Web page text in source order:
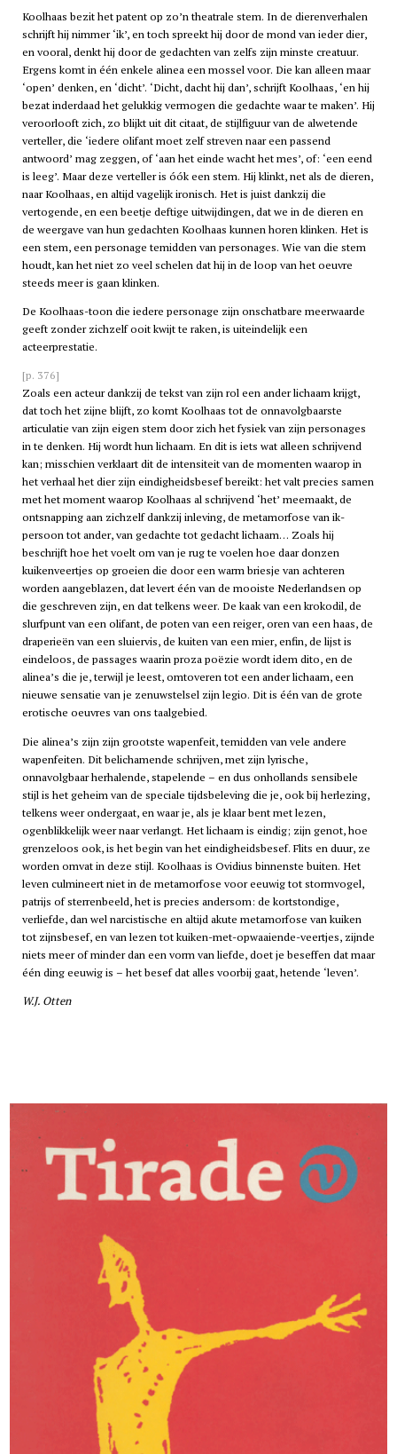
Koolhaas bezit het patent op zo’n theatrale stem. In de dierenverhalen
schrijft hij nimmer ‘ik’, en toch spreekt hij door de mond van ieder dier,
en vooral, denkt hij door de gedachten van zelfs zijn minste creatuur.
Ergens komt in één enkele alinea een mossel voor. Die kan alleen maar
‘open’ denken, en ‘dicht’. ‘Dicht, dacht hij dan’, schrijft Koolhaas, ‘en hij
bezat inderdaad het gelukkig vermogen die gedachte waar te maken’. Hij
veroorlooft zich, zo blijkt uit dit citaat, de stijlfiguur van de alwetende
verteller, die ‘iedere olifant moet zelf streven naar een passend
antwoord’ mag zeggen, of ‘aan het einde wacht het mes’, of: ‘een eend
is leeg’. Maar deze verteller is óók een stem. Hij klinkt, net als de dieren,
naar Koolhaas, en altijd vagelijk ironisch. Het is juist dankzij die
vertogende, en een beetje deftige uitwijdingen, dat we in de dieren en
de weergave van hun gedachten Koolhaas kunnen horen klinken. Het is
een stem, een personage temidden van personages. Wie van die stem
houdt, kan het niet zo veel schelen dat hij in de loop van het oeuvre
steeds meer is gaan klinken.
De Koolhaas-toon die iedere personage zijn onschatbare meerwaarde
geeft zonder zichzelf ooit kwijt te raken, is uiteindelijk een
acteerprestatie.
[p. 376]
Zoals een acteur dankzij de tekst van zijn rol een ander lichaam krijgt,
dat toch het zijne blijft, zo komt Koolhaas tot de onnavolgbaarste
articulatie van zijn eigen stem door zich het fysiek van zijn personages
in te denken. Hij wordt hun lichaam. En dit is iets wat alleen schrijvend
kan; misschien verklaart dit de intensiteit van de momenten waarop in
het verhaal het dier zijn eindigheidsbesef bereikt: het valt precies samen
met het moment waarop Koolhaas al schrijvend ‘het’ meemaakt, de
ontsnapping aan zichzelf dankzij inleving, de metamorfose van ik-
persoon tot ander, van gedachte tot gedacht lichaam… Zoals hij
beschrijft hoe het voelt om van je rug te voelen hoe daar donzen
kuikenveertjes op groeien die door een warm briesje van achteren
worden aangeblazen, dat levert één van de mooiste Nederlandsen op
die geschreven zijn, en dat telkens weer. De kaak van een krokodil, de
slurfpunt van een olifant, de poten van een reiger, oren van een haas, de
draperieën van een sluiervis, de kuiten van een mier, enfin, de lijst is
eindeloos, de passages waarin proza poëzie wordt idem dito, en de
alinea’s die je, terwijl je leest, omtoveren tot een ander lichaam, een
nieuwe sensatie van je zenuwstelsel zijn legio. Dit is één van de grote
erotische oeuvres van ons taalgebied.
Die alinea’s zijn zijn grootste wapenfeit, temidden van vele andere
wapenfeiten. Dit belichamende schrijven, met zijn lyrische,
onnavolgbaar herhalende, stapelende – en dus onhollands sensibele
stijl is het geheim van de speciale tijdsbeleving die je, ook bij herlezing,
telkens weer ondergaat, en waar je, als je klaar bent met lezen,
ogenblikkelijk weer naar verlangt. Het lichaam is eindig; zijn genot, hoe
grenzeloos ook, is het begin van het eindigheidsbesef. Flits en duur, ze
worden omvat in deze stijl. Koolhaas is Ovidius binnenste buiten. Het
leven culmineert niet in de metamorfose voor eeuwig tot stormvogel,
patrijs of sterrenbeeld, het is precies andersom: de kortstondige,
verliefde, dan wel narcistische en altijd akute metamorfose van kuiken
tot zijnsbesef, en van lezen tot kuiken-met-opwaaiende-veertjes, zijnde
niets meer of minder dan een vorm van liefde, doet je beseffen dat maar
één ding eeuwig is – het besef dat alles voorbij gaat, hetende ‘leven’.
W.J. Otten